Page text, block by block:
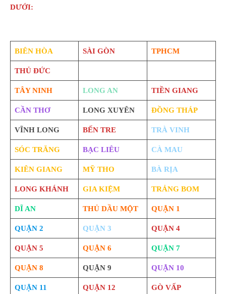
DƯỚI:
BIÊN HÒA SÀI GÒN TPHCM
THỦ ĐỨC
TÂY NINH LONG AN TIỀN GIANG
CẦN THƠ LONG XUYÊN ĐỒNG THÁP
VĨNH LONG BẾN TRE TRÀ VINH
SÓC TRĂNG BẠC LIÊU CÀ MAU
KIÊN GIANG MỸ THO BÀ RỊA
LONG KHÁNH GIA KIỆM TRẢNG BOM
DĨ AN THỦ DẦU MỘT QUẬN 1
QUẬN 2 QUẬN 3 QUẬN 4
QUẬN 5 QUẬN 6 QUẬN 7
QUẬN 8 QUẬN 9 QUẬN 10
QUẬN 11 QUẬN 12 GÒ VẤP